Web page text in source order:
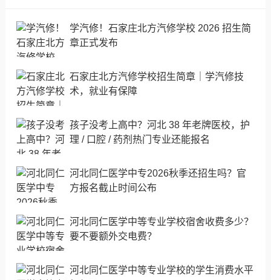
学汽修！石家庄北方汽修学校 2026 招生简
章正式发布
石家庄北方汽修学校招生简章｜学汽修技
术，就业有保障
孩子没考上高中？河北 38 年老牌医校，护
理 / 口腔 / 药剂热门专业还能报名
河北同仁医学中专2026秋季还招生吗？官
方报名截止时间公布
河北同仁医学中等专业学校宿舍收费多少？
要不要额外交电费？
河北同仁医学中等专业学校的学生消费水平